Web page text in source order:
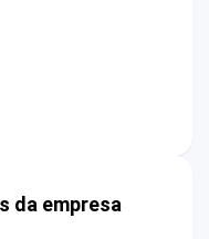
da empresa